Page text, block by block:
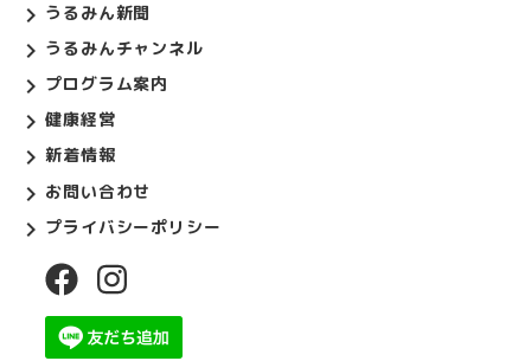
うるみん新聞
うるみんチャンネル
プログラム案内
健康経営
新着情報
お問い合わせ
プライバシーポリシー